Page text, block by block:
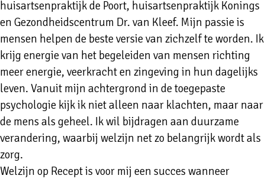
huisartsenpraktijk de Poort, huisartsenpraktijk Konings
en Gezondheidscentrum Dr. van Kleef. Mijn passie is
mensen helpen de beste versie van zichzelf te worden. Ik
krijg energie van het begeleiden van mensen richting
meer energie, veerkracht en zingeving in hun dagelijks
leven. Vanuit mijn achtergrond in de toegepaste
psychologie kijk ik niet alleen naar klachten, maar naar
de mens als geheel. Ik wil bijdragen aan duurzame
verandering, waarbij welzijn net zo belangrijk wordt als
zorg.
Welzijn op Recept is voor mij een succes wanneer